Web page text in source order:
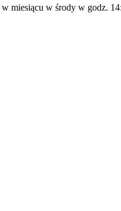
miesiącu w środy w godz.